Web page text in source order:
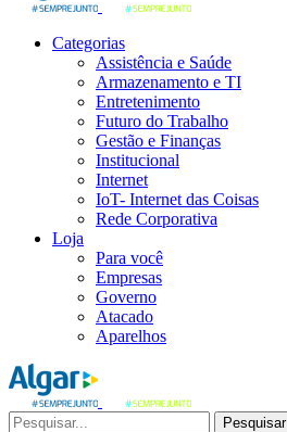
Categorias
Assistência e Saúde
Armazenamento e TI
Entretenimento
Futuro do Trabalho
Gestão e Finanças
Institucional
Internet
IoT- Internet das Coisas
Rede Corporativa
Loja
Para você
Empresas
Governo
Atacado
Aparelhos
Pesquisar